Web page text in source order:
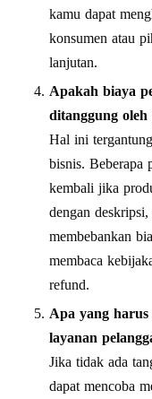
kamu dapat
konsumen atau
lanjutan.
Apakah biaya
ditanggung
Hal ini
bisnis. Beberapa
kembali jika
dengan
membebankan
membaca
refund.
Apa yang
layanan
Jika tidak ada
dapat mencoba